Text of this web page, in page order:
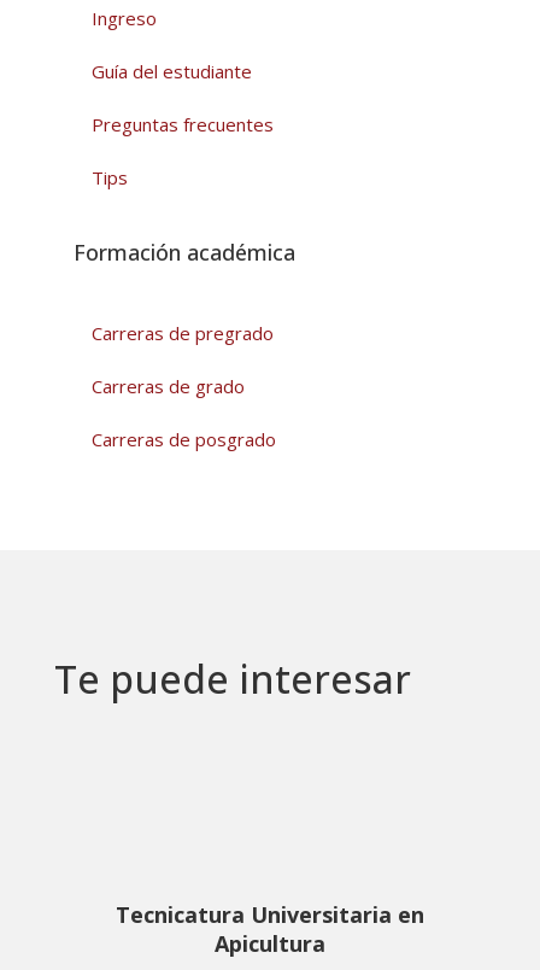
Ingreso
Guía del estudiante
Preguntas frecuentes
Tips
Formación académica
Carreras de pregrado
Carreras de grado
Carreras de posgrado
Te puede interesar
Tecnicatura Universitaria en
Apicultura